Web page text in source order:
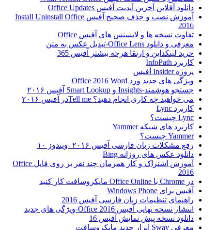
دانلود آفلاین آخرین آپدیت آفیس Office Updates
آموزش نصب و حذف صحیح آفیس Install Uninstall Office
2016
تفاوت نسخه ها و لایسنس های آفیس Office
معرفی و دانلود Office Lens-تبدیل عکس به متن
خرید لینکداین و ارتقا هرچه بیشتر آفیس 365
کاربرد InfoPath
پروژه Insider آفیس
ویژگی های جدید ورد Office 2016 Word
جستجو هوشمند-Insights و Smart Lookup آفیس ۲۰۱۶
می خواهید چه کاری انجام دهید؟ Tell meدر آفیس ۲۰۱۶
کاربرد Lync
Lync چیست؟
کاربرد های شبکه Yammer
Yammer چیست؟
رفع مشکلات زبان فارسی آفیس ۲۰۱۶ -ویندوز ۱۰
دانلود عکس های روزانه Bing
آموزش اشتراک و کار همزمان چند نفر بر روی فایل Office
2016
در Chrome با Office Online مایکروسافت کار کنید
آفیس برای Windows Phone
راهنمای تنظیمات زبان فارسی آفیس 2016
انتشار نسخه نهایی آفیس Office 2016-ویژگی های جدید
دانلود نسخه پیش نمایش آفیس 16
معرفی Sway ابزار جدید مایکروسافت